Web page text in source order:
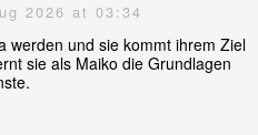
2026 at 03:34
werden und sie kommt ihrem Ziel
sie als Maiko die Grundlagen